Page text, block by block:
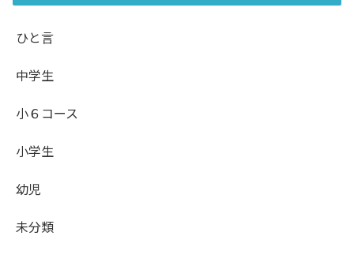
ひと言
中学生
小６コース
小学生
幼児
未分類